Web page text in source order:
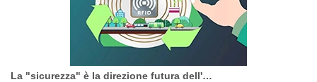
La "sicurezza" è la direzione futura dell'RFID